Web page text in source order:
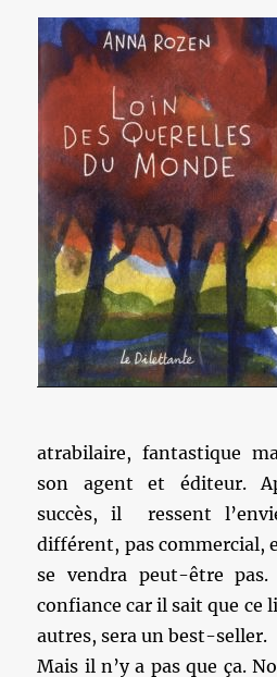
atrabilaire, fantastique
son agent et éditeur.
succès, il ressent
différent, pas commercial,
se vendra peut-être
confiance car il sait que ce
autres, sera un best-seller.
Mais il n’y a pas que ça.